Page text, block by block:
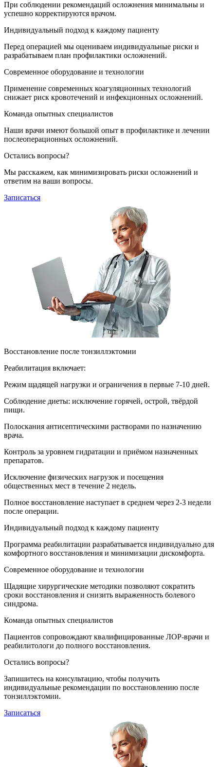
При соблюдении рекомендаций осложнения минимальны и
успешно корректируются врачом.
Индивидуальный подход к каждому пациенту
Перед операцией мы оцениваем индивидуальные риски и
разрабатываем план профилактики осложнений.
Современное оборудование и технологии
Применение современных коагуляционных технологий
снижает риск кровотечений и инфекционных осложнений.
Команда опытных специалистов
Наши врачи имеют большой опыт в профилактике и лечении
послеоперационных осложнений.
Остались вопросы?
Мы расскажем, как минимизировать риски осложнений и
ответим на ваши вопросы.
Записаться
Восстановление после тонзиллэктомии
Реабилитация включает:
Режим щадящей нагрузки и ограничения в первые 7-10 дней.
Соблюдение диеты: исключение горячей, острой, твёрдой
пищи.
Полоскания антисептическими растворами по назначению
врача.
Контроль за уровнем гидратации и приёмом назначенных
препаратов.
Исключение физических нагрузок и посещения
общественных мест в течение 2 недель.
Полное восстановление наступает в среднем через 2-3 недели
после операции.
Индивидуальный подход к каждому пациенту
Программа реабилитации разрабатывается индивидуально для
комфортного восстановления и минимизации дискомфорта.
Современное оборудование и технологии
Щадящие хирургические методики позволяют сократить
сроки восстановления и снизить выраженность болевого
синдрома.
Команда опытных специалистов
Пациентов сопровождают квалифицированные ЛОР-врачи и
реабилитологи до полного восстановления.
Остались вопросы?
Запишитесь на консультацию, чтобы получить
индивидуальные рекомендации по восстановлению после
тонзиллэктомии.
Записаться